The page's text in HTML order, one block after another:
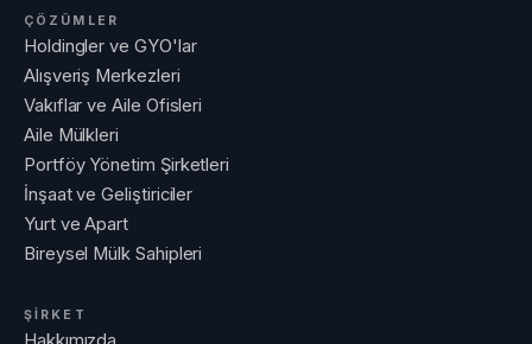
ÇÖZÜMLER
Holdingler ve GYO'lar
Alışveriş Merkezleri
Vakıflar ve Aile Ofisleri
Aile Mülkleri
Portföy Yönetim Şirketleri
İnşaat ve Geliştiriciler
Yurt ve Apart
Bireysel Mülk Sahipleri
ŞİRKET